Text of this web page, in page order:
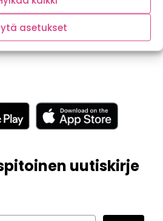
asetukset
ruokajuhla, jota
Kotikokin paras apuri on...
uutiskirje